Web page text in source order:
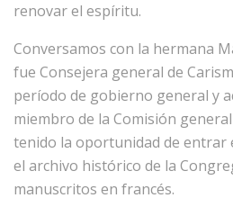
renovar el espíritu.
Conversamos con la hermana
fue Consejera general de
período de gobierno general y
miembro de la Comisión
tenido la oportunidad de entrar
el archivo histórico de la
manuscritos en francés.